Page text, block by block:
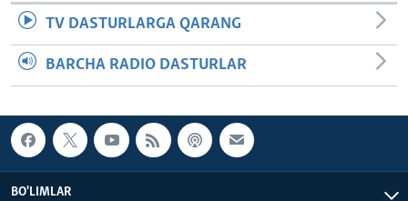
TV DASTURLARGA QARANG
BARCHA RADIO DASTURLAR
BO'LIMLAR